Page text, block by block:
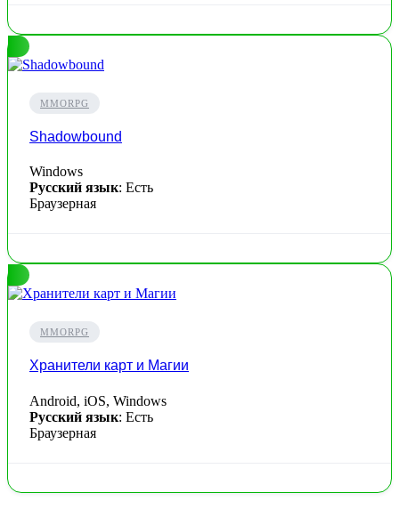
MMORPG
Shadowbound
Windows
Русский язык: Есть
Браузерная
MMORPG
Хранители карт и Магии
Android, iOS, Windows
Русский язык: Есть
Браузерная